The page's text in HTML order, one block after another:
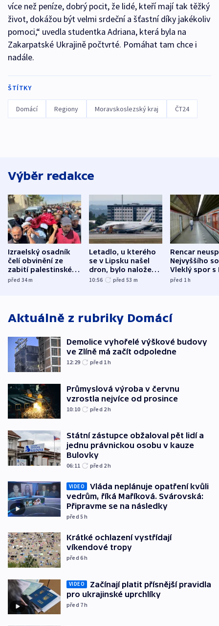
více než peníze, dobrý pocit, že lidé, kteří mají tak těžký
život, dokážou být velmi srdeční a šťastní díky jakékoliv
pomoci,“ uvedla studentka Adriana, která byla na
Zakarpatské Ukrajině počtvrté. Pomáhat tam chce i
nadále.
ŠTÍTKY
Domácí Regiony Moravskoslezský kraj ČT24
Výběr redakce
Izraelský osadník
čelí obvinění ze
zabití palestinského
aktivisty
před 34m
Letadlo, u kterého
se v Lipsku našel
dron, bylo naložené
municí, píší média
10:56 před 53 m
Rencar
Nejvyššího
Vleklý spor s
reklamní
před 1h
Aktuálně z rubriky Domácí
Demolice vyhořelé výškové budovy
ve Zlíně má začít odpoledne
12:29 před 1h
Průmyslová výroba v červnu
vzrostla nejvíce od prosince
10:10 před 2h
Státní zástupce obžaloval pět lidí a
jednu právnickou osobu v kauze
Bulovky
06:11 před 2h
VIDEO
Vláda neplánuje opatření kvůli
vedrům, říká Maříková. Svárovská:
Připravme se na následky
před 5h
Krátké ochlazení vystřídají
víkendové tropy
před 6h
VIDEO
Začínají platit přísnější pravidla
pro ukrajinské uprchlíky
před 7h